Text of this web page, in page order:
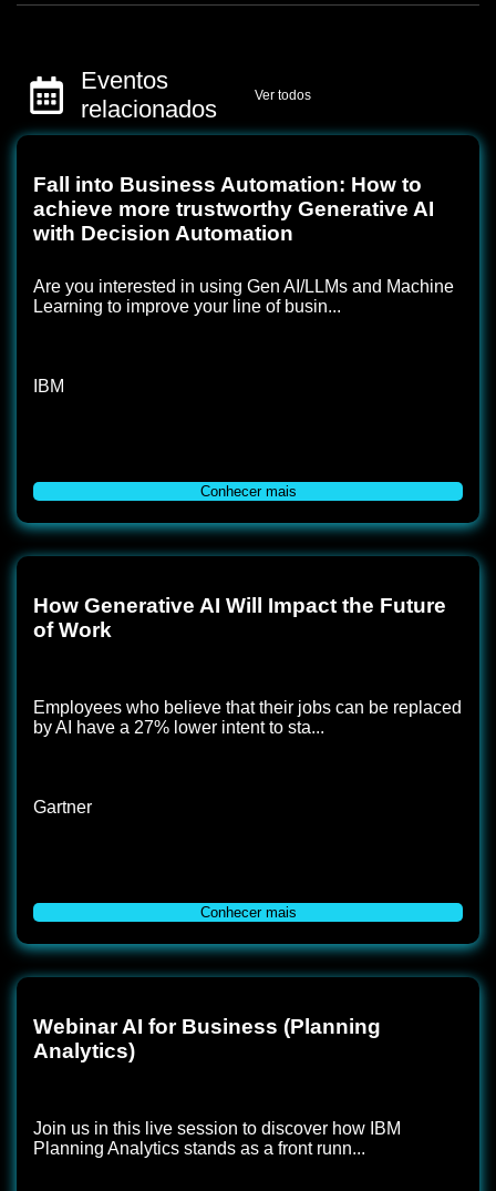
Eventos
relacionados
Ver todos
Fall into Business Automation: How to
achieve more trustworthy Generative AI
with Decision Automation
Are you interested in using Gen AI/LLMs and Machine
Learning to improve your line of busin...
IBM
Conhecer mais
How Generative AI Will Impact the Future
of Work
Employees who believe that their jobs can be replaced
by AI have a 27% lower intent to sta...
Gartner
Conhecer mais
Webinar AI for Business (Planning
Analytics)
Join us in this live session to discover how IBM
Planning Analytics stands as a front runn...